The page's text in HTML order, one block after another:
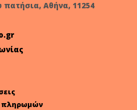
πατήσια, Αθήνα, 11254
πληρωμών